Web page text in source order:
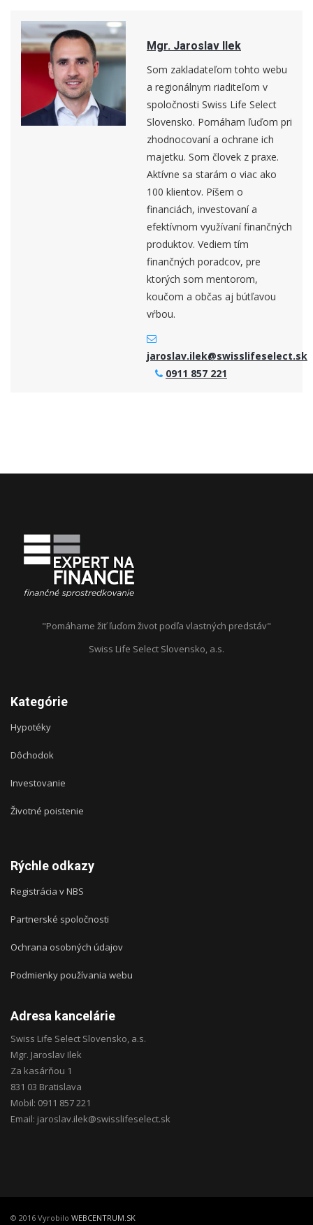
Mgr. Jaroslav Ilek
Som zakladateľom tohto webu
a regionálnym riaditeľom v
spoločnosti Swiss Life Select
Slovensko. Pomáham ľuďom pri
zhodnocovaní a ochrane ich
majetku. Som človek z praxe.
Aktívne sa starám o viac ako
100 klientov. Píšem o
financiách, investovaní a
efektívnom využívaní finančných
produktov. Vediem tím
finančných poradcov, pre
ktorých som mentorom,
koučom a občas aj bútľavou
vŕbou.
jaroslav.ilek@swisslifeselect.sk
0911 857 221
"Pomáhame žiť ľuďom život podľa vlastných predstáv"
Swiss Life Select Slovensko, a.s.
Kategórie
Hypotéky
Dôchodok
Investovanie
Životné poistenie
Rýchle odkazy
Registrácia v NBS
Partnerské spoločnosti
Ochrana osobných údajov
Podmienky používania webu
Adresa kancelárie
Swiss Life Select Slovensko, a.s.
Mgr. Jaroslav Ilek
Za kasárňou 1
831 03 Bratislava
Mobil: 0911 857 221
Email: jaroslav.ilek@swisslifeselect.sk
© 2016 Vyrobilo WEBCENTRUM.SK